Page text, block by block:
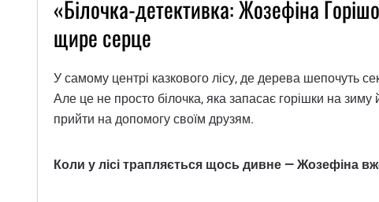
«Білочка-детективка: Жозефіна
щире серце
У самому центрі казкового лісу, де дерева шепочуть
Але це не просто білочка, яка запасає горішки на
прийти на допомогу своїм друзям.
Коли у лісі трапляється щось дивне — Жозефіна